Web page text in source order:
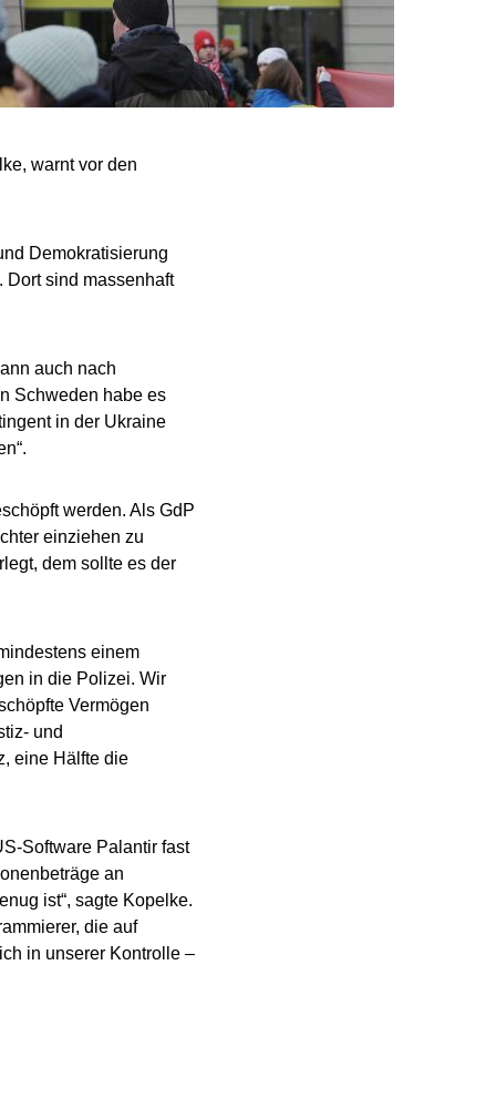
warnt vor den
Demokratisierung
Dort sind massenhaft
auch nach
Schweden habe es
in der Ukraine
werden. Als GdP
einziehen zu
dem sollte es der
einem
in die Polizei. Wir
Vermögen
und
eine Hälfte die
Software Palantir fast
an
ist“, sagte Kopelke.
die auf
in unserer Kontrolle –